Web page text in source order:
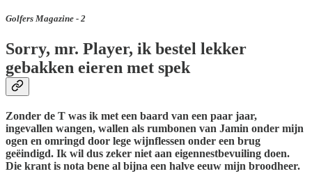
Golfers Magazine - 2
Sorry, mr. Player, ik bestel lekker
gebakken eieren met spek
Zonder de T was ik met een baard van een paar jaar,
ingevallen wangen, wallen als rumbonen van Jamin onder mijn
ogen en omringd door lege wijnflessen onder een brug
geëindigd. Ik wil dus zeker niet aan eigennestbevuiling doen.
Die krant is nota bene al bijna een halve eeuw mijn broodheer.